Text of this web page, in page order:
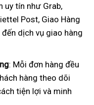
uy tín như Grab,
Post, Giao Hàng
dịch vụ giao hàng
: Mỗi đơn hàng đều
hàng theo dõi
tiện lợi và minh